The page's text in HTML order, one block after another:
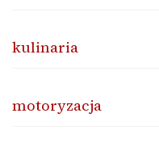
kulinaria
motoryzacja